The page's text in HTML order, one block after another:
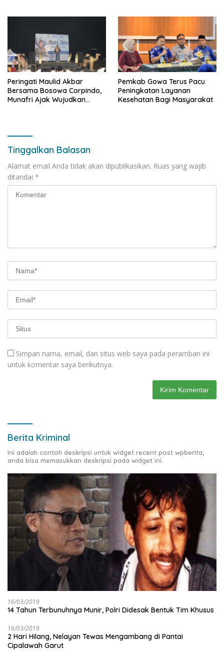
Peringati Maulid Akbar
Bersama Bosowa Corpindo,
Munafri Ajak Wujudkan
Pemkab Gowa Terus Pacu
Peningkatan Layanan
Kesehatan Bagi Masyarakat
Tinggalkan Balasan
Alamat email Anda tidak akan dipublikasikan. Ruas yang wajib
ditandai *
Simpan nama, email, dan situs web saya pada peramban ini
untuk komentar saya berikutnya.
Berita Kriminal
Ini adalah contoh deskripsi untuk widget recent post wpberita,
anda bisa memasukkan deskripsi pada widget ini.
16/03/2019
14 Tahun Terbunuhnya Munir, Polri Didesak Bentuk Tim Khusus
16/03/2019
2 Hari Hilang, Nelayan Tewas Mengambang di Pantai
Cipalawah Garut